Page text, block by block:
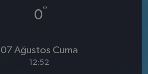
0°
07 Ağustos Cuma
12:52